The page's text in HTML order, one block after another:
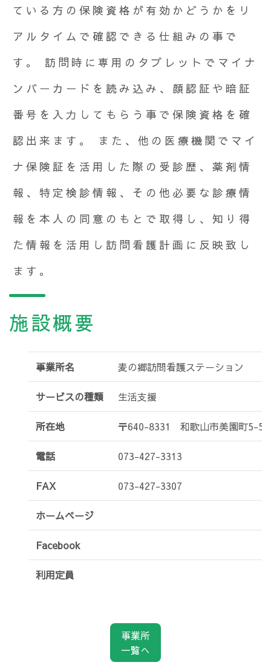
ている方の保険資格が有効かどうかをリ
アルタイムで確認できる仕組みの事で
す。 訪問時に専用のタブレットでマイナ
ンバーカードを読み込み、顔認証や暗証
番号を入力してもらう事で保険資格を確
認出来ます。 また、他の医療機関でマイ
ナ保険証を活用した際の受診歴、薬剤情
報、特定検診情報、その他必要な診療情
報を本人の同意のもとで取得し、知り得
た情報を活用し訪問看護計画に反映致し
ます。
施設概要
事業所名 麦の郷訪問看護ステーション
サービスの種類 生活支援
所在地 〒640-8331 和歌山市美園町5-5-
電話 073-427-3313
FAX 073-427-3307
ホームページ
Facebook
利用定員
事業所
一覧へ